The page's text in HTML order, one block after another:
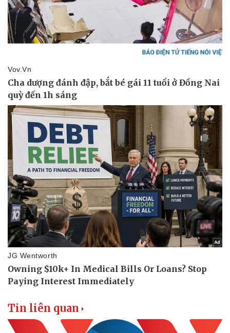
Thể thao
Bóng đá
Lịch thi đấu bóng đá
Hậu trường
Ô tô - Xe máy
Xe máy
Tư vấn
Tin liên quan